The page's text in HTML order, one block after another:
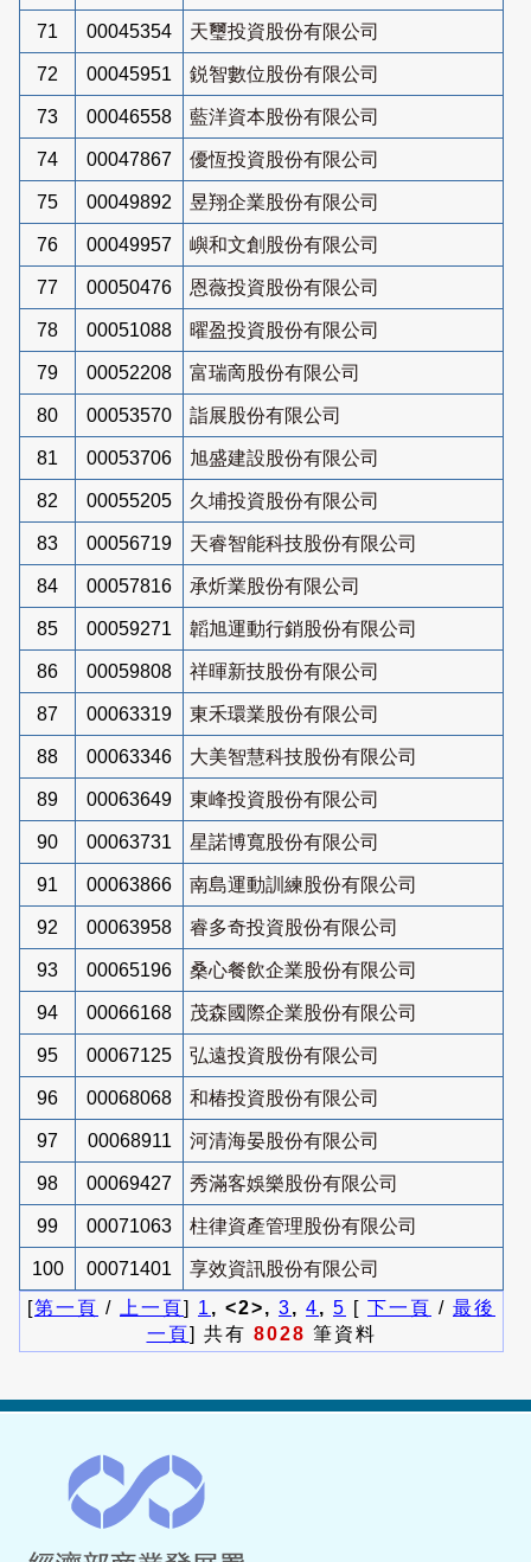
71 00045354 天璽投資股份有限公司
72 00045951 鋭智數位股份有限公司
73 00046558 藍洋資本股份有限公司
74 00047867 優恆投資股份有限公司
75 00049892 昱翔企業股份有限公司
76 00049957 嶼和文創股份有限公司
77 00050476 恩薇投資股份有限公司
78 00051088 曜盈投資股份有限公司
79 00052208 富瑞啇股份有限公司
80 00053570 詣展股份有限公司
81 00053706 旭盛建設股份有限公司
82 00055205 久埔投資股份有限公司
83 00056719 天睿智能科技股份有限公司
84 00057816 承炘業股份有限公司
85 00059271 韜旭運動行銷股份有限公司
86 00059808 祥暉新技股份有限公司
87 00063319 東禾環業股份有限公司
88 00063346 大美智慧科技股份有限公司
89 00063649 東峰投資股份有限公司
90 00063731 星諾博寬股份有限公司
91 00063866 南島運動訓練股份有限公司
92 00063958 睿多奇投資股份有限公司
93 00065196 桑心餐飲企業股份有限公司
94 00066168 茂森國際企業股份有限公司
95 00067125 弘遠投資股份有限公司
96 00068068 和椿投資股份有限公司
97 00068911 河清海晏股份有限公司
98 00069427 秀滿客娛樂股份有限公司
99 00071063 柱律資產管理股份有限公司
100 00071401
享效資訊股份有限公司
[第一頁 / 上一頁] 1 , <2>, 3, 4, 5 [ 下一頁 / 最後
一頁] 共有 8028 筆資料